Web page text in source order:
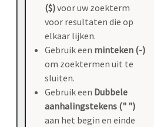
($)voor uw zoekterm
voor resultaten die op
elkaar lijken.
Gebruik een minteken (-)
om zoektermen uit te
sluiten.
Gebruik een Dubbele
aanhalingstekens (" ")
aan het begin en einde